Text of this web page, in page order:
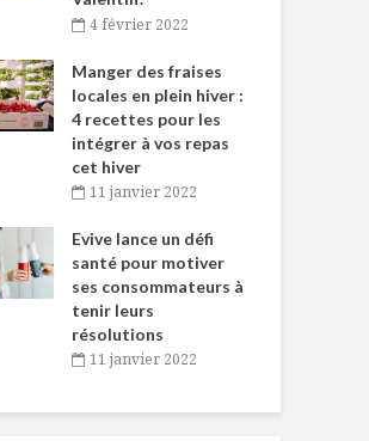
4 février 2022
Manger des fraises
locales en plein hiver :
4 recettes pour les
intégrer à vos repas
cet hiver
11 janvier 2022
Evive lance un défi
santé pour motiver
ses consommateurs à
tenir leurs
résolutions
11 janvier 2022